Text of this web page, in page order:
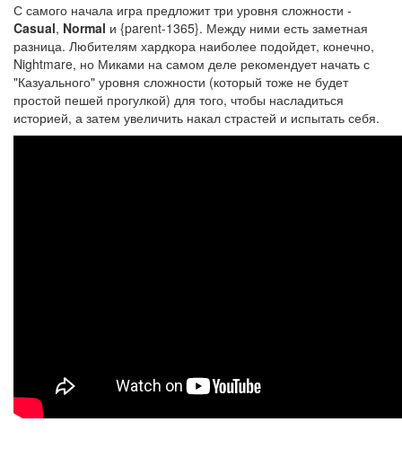
С самого начала игра предложит три уровня сложности -
Casual, Normal и {parent-1365}. Между ними есть заметная
разница. Любителям хардкора наиболее подойдет, конечно,
Nightmare, но Миками на самом деле рекомендует начать с
"Казуального" уровня сложности (который тоже не будет
простой пешей прогулкой) для того, чтобы насладиться
историей, а затем увеличить накал страстей и испытать себя.